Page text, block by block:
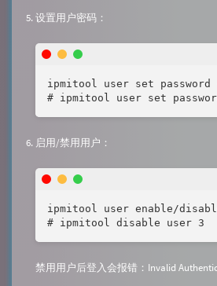
设置用户密码：
ipmitool user set password
# ipmitool user set
启用/禁用用户：
ipmitool user enable/
# ipmitool disable user 3
禁用用户后登入会报错：Invalid